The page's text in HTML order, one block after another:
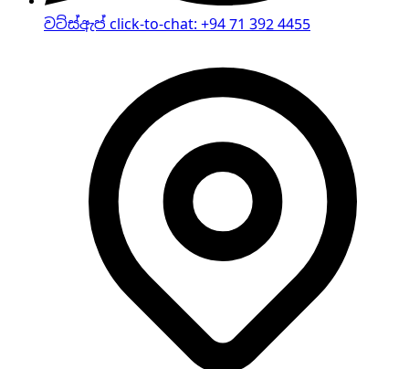
වට්ස්ඇප් click-to-chat: +94 71 392 4455